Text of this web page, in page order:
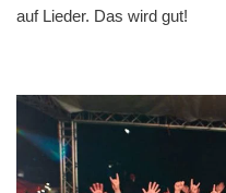
auf Lieder. Das wird gut!